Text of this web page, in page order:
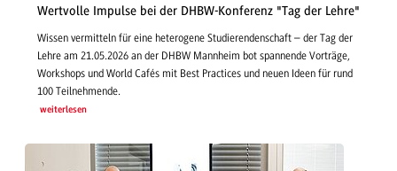
Wertvolle Impulse bei der DHBW-Konferenz "Tag der Lehre"
Wissen vermitteln für eine heterogene Studierendenschaft – der Tag der
Lehre am 21.05.2026 an der DHBW Mannheim bot spannende Vorträge,
Workshops und World Cafés mit Best Practices und neuen Ideen für rund
100 Teilnehmende.
weiterlesen